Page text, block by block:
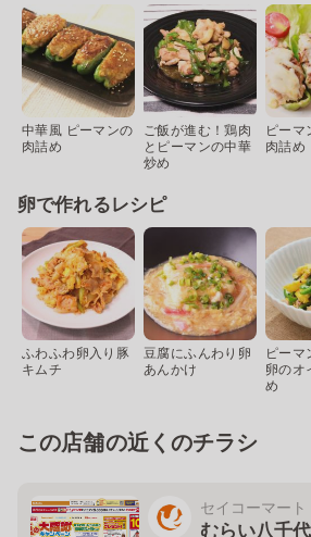
中華風 ピーマンの
肉詰め
ご飯が進む！鶏肉
とピーマンの中華
炒め
ピーマ
肉詰め
卵で作れるレシピ
ふわふわ卵入り豚
キムチ
豆腐にふんわり卵
あんかけ
ピーマ
卵のオ
め
この店舗の近くのチラシ
セイコーマート
むらい八千